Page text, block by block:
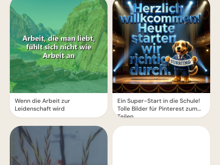
Wenn die Arbeit zur
Leidenschaft wird
Ein Super-Start in die Schule!
Tolle Bilder für Pinterest zum
Teilen.